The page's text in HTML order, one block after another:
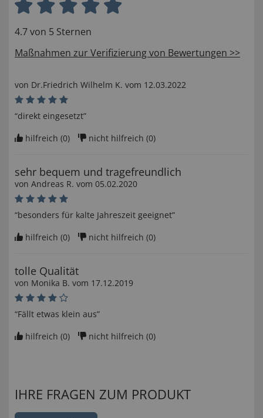
4.7 von 5 Sternen
Maßnahmen zur Verifizierung von Bewertungen >>
von Dr.Friedrich Wilhelm K. vom 12.03.2022
“direkt eingesetzt”
hilfreich (0) nicht hilfreich (0)
sehr bequem und tragefreundlich
von Andreas R. vom 05.02.2020
“besonders für kalte Jahreszeit geeignet”
hilfreich (0) nicht hilfreich (0)
tolle Qualität
von Monika B. vom 17.12.2019
“Fällt etwas klein aus”
hilfreich (0) nicht hilfreich (0)
IHRE FRAGEN ZUM PRODUKT